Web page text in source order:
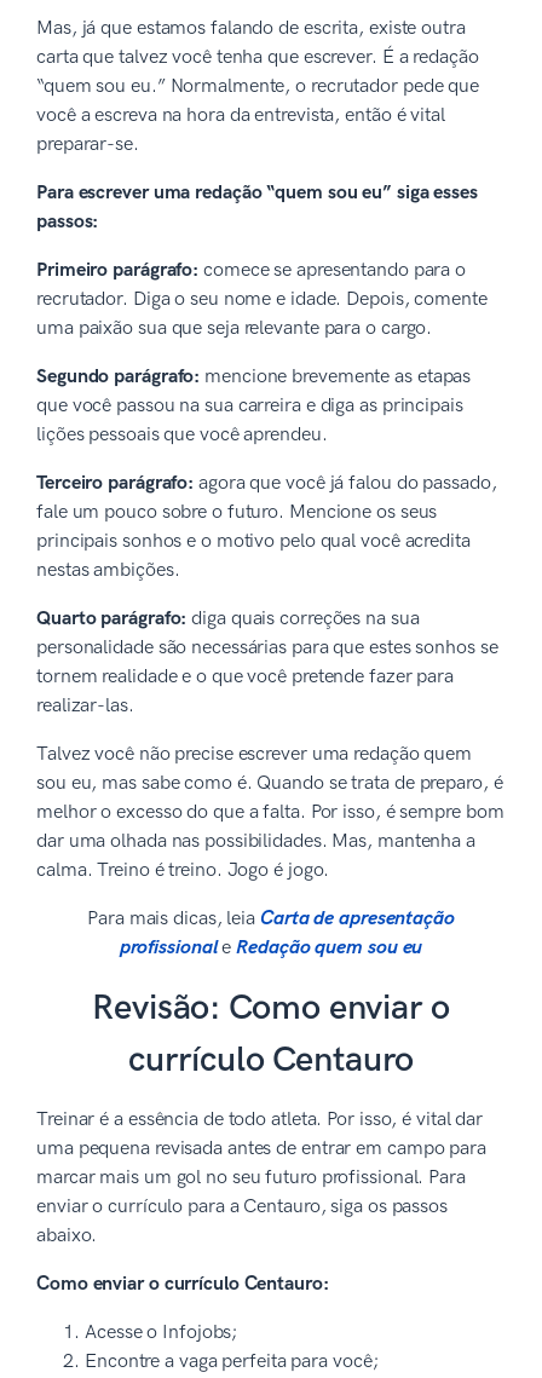
Mas, já que estamos falando de escrita, existe outra
carta que talvez você tenha que escrever. É a redação
“quem sou eu.” Normalmente, o recrutador pede que
você a escreva na hora da entrevista, então é vital
preparar-se.
Para escrever uma redação “quem sou eu” siga esses
passos:
Primeiro parágrafo: comece se apresentando para o
recrutador. Diga o seu nome e idade. Depois, comente
uma paixão sua que seja relevante para o cargo.
Segundo parágrafo: mencione brevemente as etapas
que você passou na sua carreira e diga as principais
lições pessoais que você aprendeu.
Terceiro parágrafo: agora que você já falou do passado,
fale um pouco sobre o futuro. Mencione os seus
principais sonhos e o motivo pelo qual você acredita
nestas ambições.
Quarto parágrafo:diga quais correções na sua
personalidade são necessárias para que estes sonhos se
tornem realidade e o que você pretende fazer para
realizar-las.
Talvez você não precise escrever uma redação quem
sou eu, mas sabe como é. Quando se trata de preparo, é
melhor o excesso do que a falta. Por isso, é sempre bom
dar uma olhada nas possibilidades. Mas, mantenha a
calma. Treino é treino. Jogo é jogo.
Para mais dicas, leia Carta de apresentação
profissionaleRedação quem sou eu
Revisão: Como enviar o
currículo Centauro
Treinar é a essência de todo atleta. Por isso, é vital dar
uma pequena revisada antes de entrar em campo para
marcar mais um gol no seu futuro profissional. Para
enviar o currículo para a Centauro, siga os passos
abaixo.
Como enviar o currículo Centauro:
Acesse o Infojobs;
Encontre a vaga perfeita para você;